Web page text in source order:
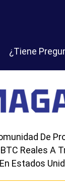
¿Tiene
De
Reales A
Estados